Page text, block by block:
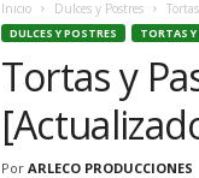
Inicio Dulces y Postres
DULCES Y POSTRES TORTAS Y
Tortas y
Por ARLECO PRODUCCIONES